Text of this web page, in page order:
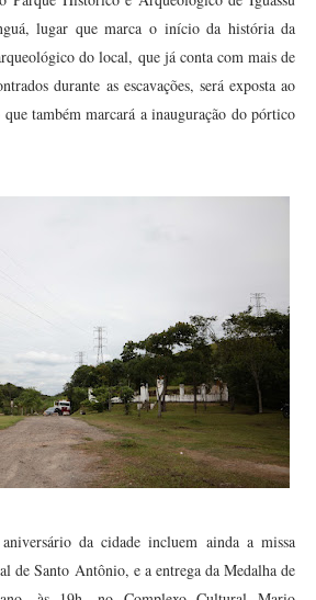
lugar que marca o início da história da
do local, que já conta com mais de
durante as escavações, será exposta ao
também marcará a inauguração do pórtico
da cidade incluem ainda a missa
de Santo Antônio, e a entrega da Medalha de